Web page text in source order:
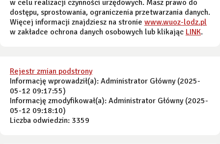
w celu realizacji czynności urzędowych. Masz prawo do
dostępu, sprostowania, ograniczenia przetwarzania danych.
Więcej informacji znajdziesz na stronie www.wuoz-lodz.pl
w zakładce ochrona danych osobowych lub klikając LINK.
Rejestr zmian podstrony
Informację wprowadził(a): Administrator Główny (2025-
05-12 09:17:55)
Informację zmodyfikował(a): Administrator Główny (2025-
05-12 09:18:10)
Liczba odwiedzin: 3359